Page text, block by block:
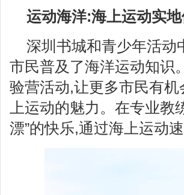
运动海洋:海上运动实
深圳书城和青少年活动
市民普及了海洋运动知识
验营活动,让更多市民有
上运动的魅力。在专业
漂”的快乐,通过海上运动